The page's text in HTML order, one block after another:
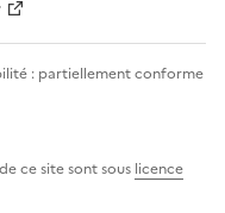
: partiellement conforme
ce site sont sous licence